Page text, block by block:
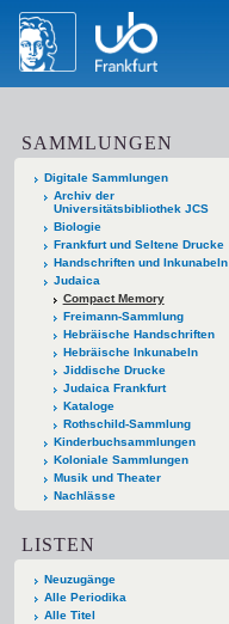
SAMMLUNGEN
Digitale Sammlungen
Archiv der
Universitätsbibliothek JCS
Biologie
Frankfurt und Seltene Drucke
Handschriften und Inkunabeln
Judaica
Compact Memory
Freimann-Sammlung
Hebräische Handschriften
Hebräische Inkunabeln
Jiddische Drucke
Judaica Frankfurt
Kataloge
Rothschild-Sammlung
Kinderbuchsammlungen
Koloniale Sammlungen
Musik und Theater
Nachlässe
LISTEN
Neuzugänge
Alle Periodika
Alle Titel